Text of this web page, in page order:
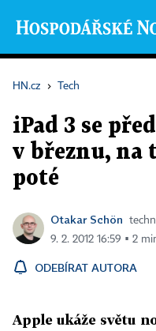
HN.cz › Tech
iPad 3 se
v březnu, na
poté
Otakar Schön
9. 2. 2012 16:59 ▪ 2
ODEBÍRAT AUTORA
Apple ukáže světu